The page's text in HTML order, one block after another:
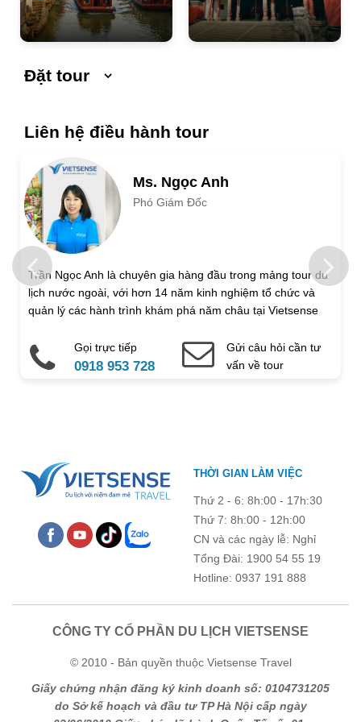
Đặt tour
Số người lớn
Trẻ em 1 đến 5 tuổi
Họ và tên
Địa chỉ liên hệ
Điện thoại di động Email
Chú ý: Trường mang dấu (* ) là bắt buộc. Vui lòng không để
trống !
Liên hệ điều hành tour
Ms. Ngọc Anh
Phó Giám Đốc
Trần Ngọc Anh là chuyên gia hàng đầu trong mảng tour du
lịch nước ngoài, với hơn 14 năm kinh nghiệm tổ chức và
quản lý các hành trình khám phá năm châu tại Vietsense
Gọi trực tiếp
0918 953 728
Gửi câu hỏi cần tư
vấn về tour
THỜI GIAN LÀM VIỆC
Thứ 2 - 6: 8h:00 - 17h:30
Thứ 7: 8h:00 - 12h:00
CN và các ngày lễ: Nghỉ
Tổng Đài: 1900 54 55 19
Hotline: 0937 191 888
CÔNG TY CỔ PHẦN DU LỊCH VIETSENSE
© 2010 - Bản quyền thuộc Vietsense Travel
Giấy chứng nhận đăng ký kinh doanh số: 0104731205
do Sở kế hoạch và đầu tư TP Hà Nội cấp ngày